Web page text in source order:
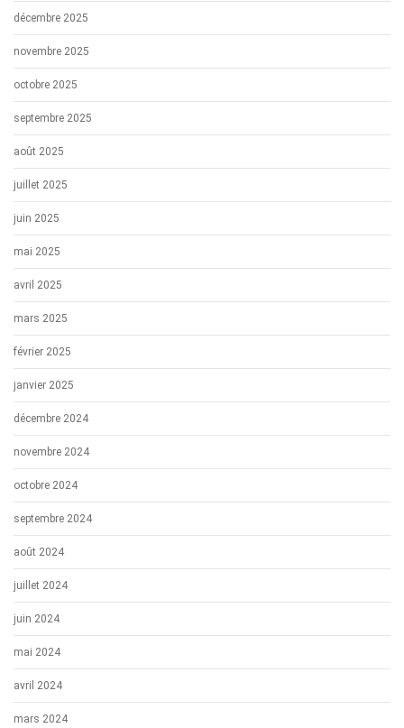
décembre 2025
novembre 2025
octobre 2025
septembre 2025
août 2025
juillet 2025
juin 2025
mai 2025
avril 2025
mars 2025
février 2025
janvier 2025
décembre 2024
novembre 2024
octobre 2024
septembre 2024
août 2024
juillet 2024
juin 2024
mai 2024
avril 2024
mars 2024